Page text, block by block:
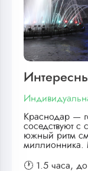
Краснодар —
соседствуют
южный ритм
миллионника.
🕐 1.5 часа, до